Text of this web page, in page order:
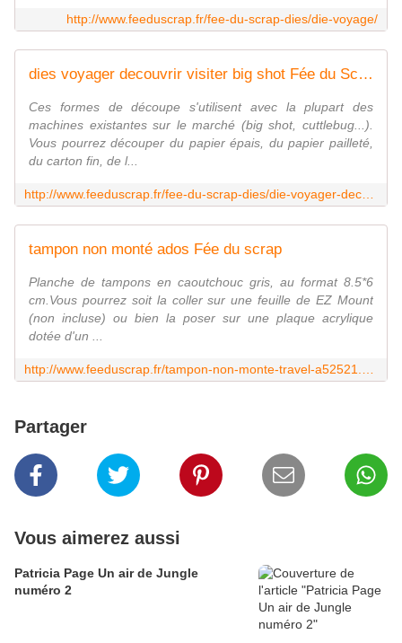
http://www.feeduscrap.fr/fee-du-scrap-dies/die-voyage/
dies voyager decouvrir visiter big shot Fée du Scrap
Ces formes de découpe s'utilisent avec la plupart des
machines existantes sur le marché (big shot, cuttlebug...).
Vous pourrez découper du papier épais, du papier pailleté,
du carton fin, de l...
tampon non monté ados Fée du scrap
Planche de tampons en caoutchouc gris, au format 8.5*6
cm.Vous pourrez soit la coller sur une feuille de EZ Mount
(non incluse) ou bien la poser sur une plaque acrylique
dotée d'un ...
Partager
Vous aimerez aussi
Patricia Page Un air de Jungle
numéro 2